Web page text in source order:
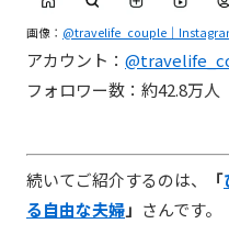
画像： @travelife_couple｜Instagra
アカウント：
フォロワー数：約42.8万人
続いてご紹介するのは、 「
る自由な夫婦」 さんです。